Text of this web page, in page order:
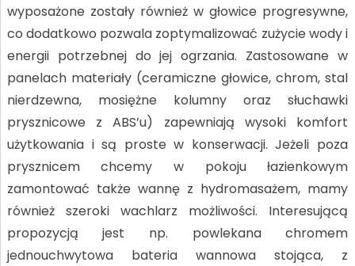
wyposażone zostały również w głowice progresywne,
co dodatkowo pozwala zoptymalizować zużycie wody i
energii potrzebnej do jej ogrzania. Zastosowane w
panelach materiały (ceramiczne głowice, chrom, stal
nierdzewna, mosiężne kolumny oraz słuchawki
prysznicowe z ABS’u) zapewniają wysoki komfort
użytkowania i są proste w konserwacji. Jeżeli poza
prysznicem chcemy w pokoju łazienkowym
zamontować także wannę z hydromasażem, mamy
również szeroki wachlarz możliwości. Interesującą
propozycją jest np. powlekana chromem
jednouchwytowa bateria wannowa stojąca, z